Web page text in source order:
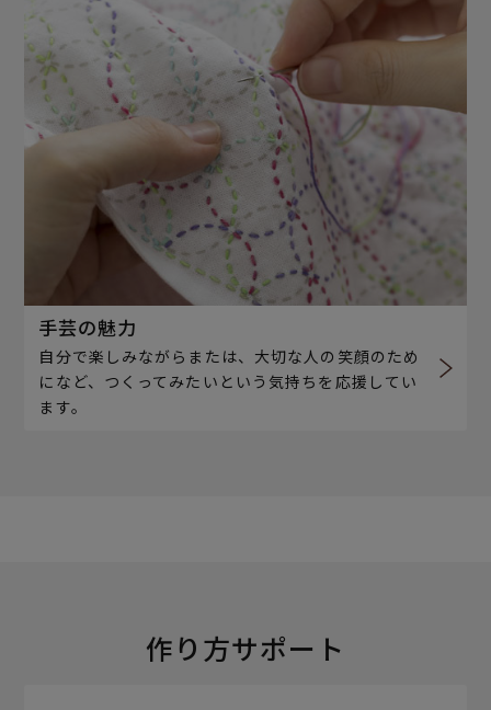
手芸の魅力
自分で楽しみながらまたは、大切な人の笑顔のため
になど、つくってみたいという気持ちを応援してい
ます。
作り方サポート